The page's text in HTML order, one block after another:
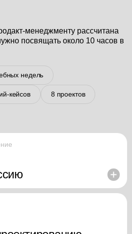
менеджменту рассчитана
посвящать около 10 часов в
недель
кейсов 8 проектов
продакт-менеджера.